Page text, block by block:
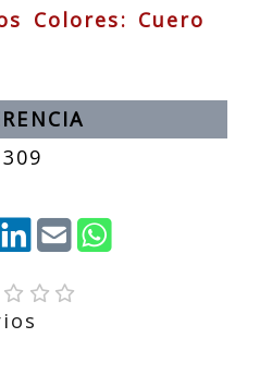
Colores: Cuero